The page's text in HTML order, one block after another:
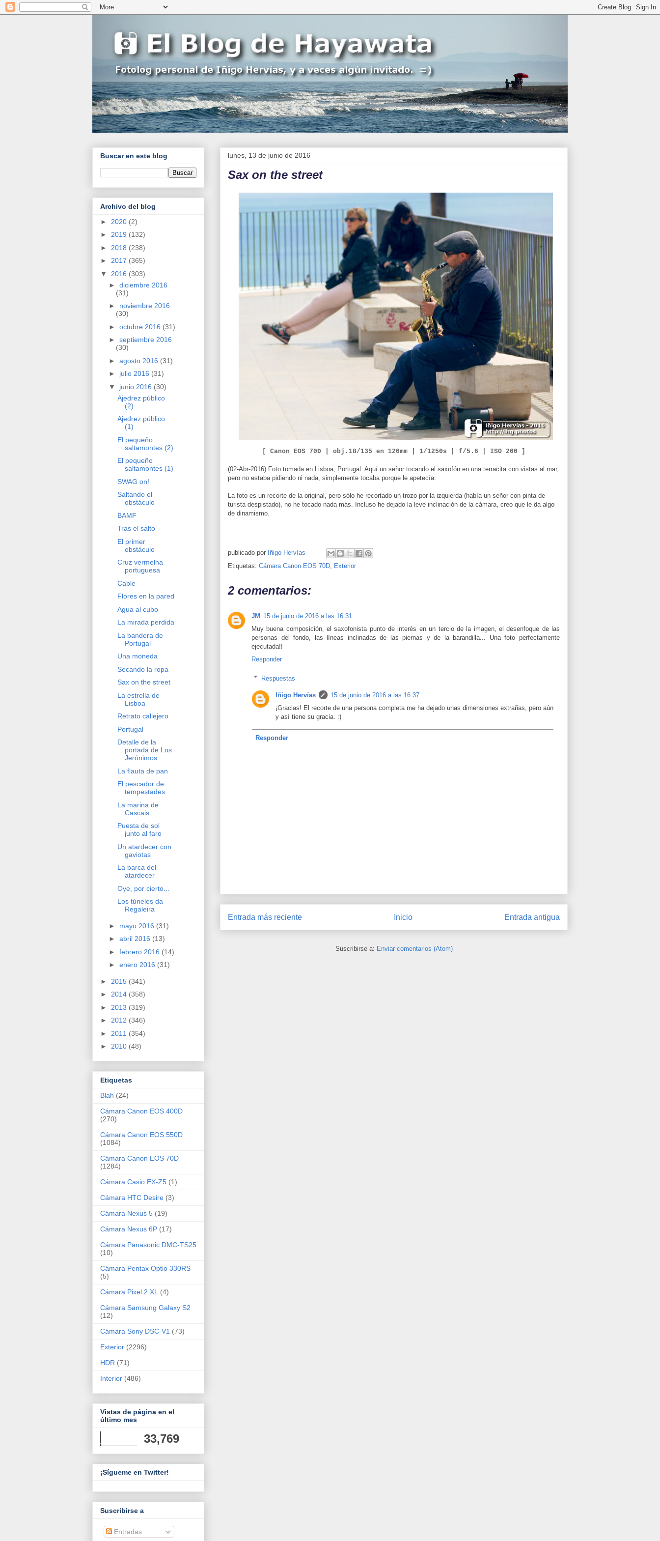
lunes, 13 de junio de 2016
Sax on the street
[ Canon EOS 70D | obj.18/135 en 120mm | 1/1250s | f/5.6 | ISO 200 ]
(02-Abr-2016) Foto tomada en Lisboa, Portugal. Aquí un señor tocando el saxofón en una terracita con vistas al mar,
pero no estaba pidiendo ni nada, simplemente tocaba porque le apetecía.
La foto es un recorte de la original, pero sólo he recortado un trozo por la izquierda (había un señor con pinta de
turista despistado), no he tocado nada más. Incluso he dejado la leve inclinación de la cámara, creo que le da algo
de dinamismo.
publicado por Iñigo Hervías
Etiquetas: Cámara Canon EOS 70D, Exterior
2 comentarios:
JM 15 de junio de 2016 a las 16:31
Muy buena composición, el saxofonista punto de interés en un tercio de la imagen, el desenfoque de las
personas del fondo, las líneas inclinadas de las piernas y de la barandilla... Una foto perfectamente
ejecutada!!
Responder
Respuestas
Iñigo Hervías
15 de junio de 2016 a las 16:37
¡Gracias! El recorte de una persona completa me ha dejado unas dimensiones extrañas, pero aún
y así tiene su gracia. :)
Responder
Entrada más reciente Entrada antigua
Inicio
Suscribirse a: Enviar comentarios (Atom)
Buscar en este blog
Archivo del blog
► 2020 (2)
► 2019 (132)
► 2018 (238)
► 2017 (365)
▼ 2016 (303)
► diciembre 2016
(31)
► noviembre 2016
(30)
► octubre 2016 (31)
► septiembre 2016
(30)
► agosto 2016 (31)
► julio 2016 (31)
▼ junio 2016 (30)
Ajedrez público
(2)
Ajedrez público
(1)
El pequeño
saltamontes (2)
El pequeño
saltamontes (1)
SWAG on!
Saltando el
obstáculo
BAMF
Tras el salto
El primer
obstáculo
Cruz vermelha
portuguesa
Cable
Flores en la pared
Agua al cubo
La mirada perdida
La bandera de
Portugal
Una moneda
Secando la ropa
Sax on the street
La estrella de
Lisboa
Retrato callejero
Portugal
Detalle de la
portada de Los
Jerónimos
La flauta de pan
El pescador de
tempestades
La marina de
Cascais
Puesta de sol
junto al faro
Un atardecer con
gaviotas
La barca del
atardecer
Oye, por cierto...
Los túneles da
Regaleira
► mayo 2016 (31)
► abril 2016 (13)
► febrero 2016 (14)
► enero 2016 (31)
► 2015 (341)
► 2014 (358)
► 2013 (319)
► 2012 (346)
► 2011 (354)
► 2010 (48)
Etiquetas
Blah (24)
Cámara Canon EOS 400D
(270)
Cámara Canon EOS 550D
(1084)
Cámara Canon EOS 70D
(1284)
Cámara Casio EX-Z5 (1)
Cámara HTC Desire (3)
Cámara Nexus 5 (19)
Cámara Nexus 6P (17)
Cámara Panasonic DMC-TS25
(10)
Cámara Pentax Optio 330RS
(5)
Cámara Pixel 2 XL
(4)
Cámara Samsung Galaxy S2
(12)
Cámara Sony DSC-V1 (73)
Exterior (2296)
HDR (71)
Interior (486)
Vistas de página en el
último mes
33,769
¡Sígueme en Twitter!
Suscribirse a
Entradas